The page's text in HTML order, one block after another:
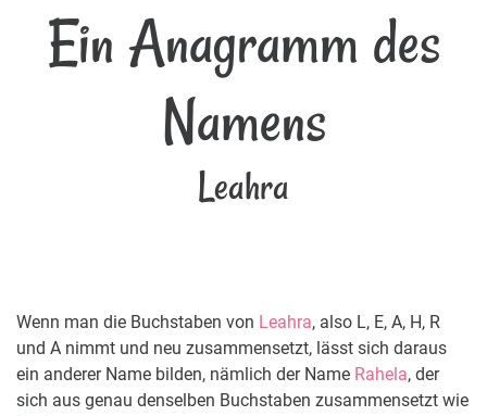
Ein Anagramm des
Namens
Leahra
Wenn man die Buchstaben von Leahra, also L, E, A, H, R
und A nimmt und neu zusammensetzt, lässt sich daraus
ein anderer Name bilden, nämlich der Name Rahela, der
sich aus genau denselben Buchstaben zusammensetzt wie